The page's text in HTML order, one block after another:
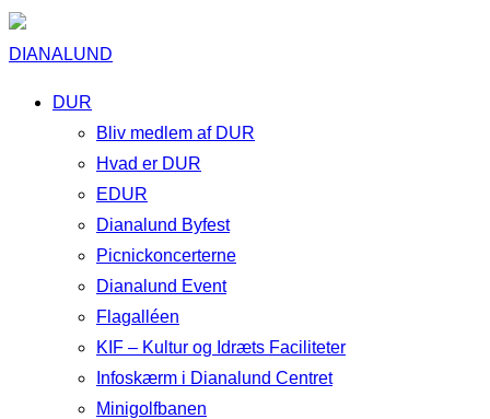
DIANALUND
DUR
Bliv medlem af DUR
Hvad er DUR
EDUR
Dianalund Byfest
Picnickoncerterne
Dianalund Event
Flagalléen
KIF – Kultur og Idræts Faciliteter
Infoskærm i Dianalund Centret
Minigolfbanen